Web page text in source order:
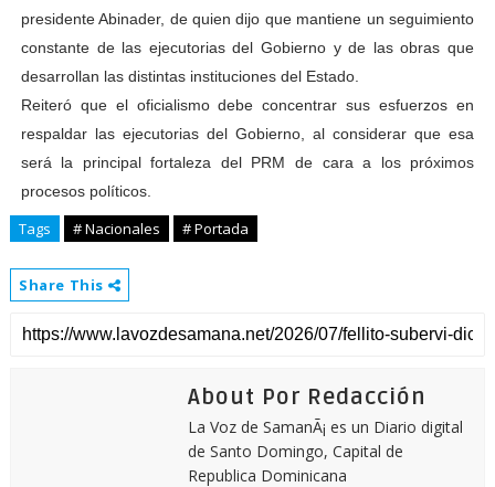
presidente Abinader, de quien dijo que mantiene un seguimiento
constante de las ejecutorias del Gobierno y de las obras que
desarrollan las distintas instituciones del Estado.
Reiteró que el oficialismo debe concentrar sus esfuerzos en
respaldar las ejecutorias del Gobierno, al considerar que esa
será la principal fortaleza del PRM de cara a los próximos
procesos políticos.
Tags # Nacionales # Portada
Share This
About Por Redacción
La Voz de SamanÃ¡ es un Diario digital
de Santo Domingo, Capital de
Republica Dominicana